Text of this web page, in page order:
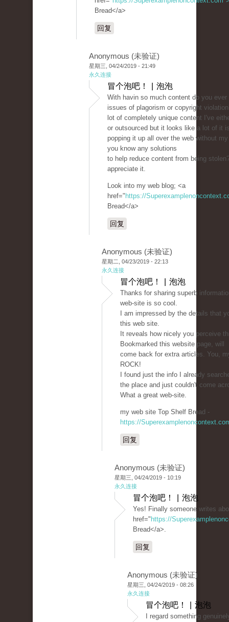
Bread</a>
回复
Anonymous (未验证)
星期三, 04/24/2019 - 21:49
永久连接
冒个泡吧！ | 泡泡
With havin so much content do you ever
issues of plagorism or copyright
lot of completely unique content I've
or outsourced but it looks like a lot of it
popping it up all over the web without
you know any solutions
to help reduce content from being
appreciate it.
Look into my web blog; <a
href=" https://
Bread</a>
回复
Anonymous (未验证)
星期二, 04/23/2019 - 22:13
永久连接
冒个泡吧！ | 泡泡
Thanks for sharing superb
web-site is so cool.
I am impressed by the details that
this web site.
It reveals how nicely you perceive
Bookmarked this website page, will
come back for extra articles. You,
ROCK!
I found just the info I already
the place and just couldn't come
What a great web-site.
my web site Top Shelf Bread -
https://
回复
Anonymous (未验证)
星期三, 04/24/2019 - 10:19
永久连接
冒个泡吧！ | 泡泡
Yes! Finally someone writes
href=" https://
Bread</a>.
回复
Anonymous (未验证)
星期三, 04/24/2019 - 08:26
永久连接
冒个泡吧！ | 泡泡
I regard something